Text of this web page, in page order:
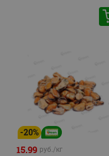
-20%
15.99 руб./кг